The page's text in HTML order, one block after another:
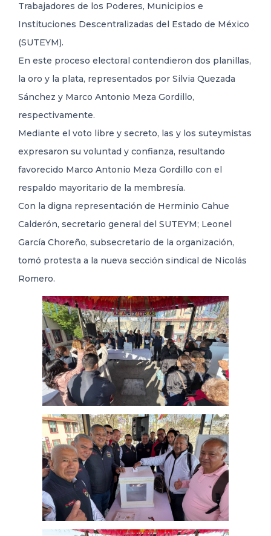
Trabajadores de los Poderes, Municipios e
Instituciones Descentralizadas del Estado de México
(SUTEYM).
En este proceso electoral contendieron dos planillas,
la oro y la plata, representados por Silvia Quezada
Sánchez y Marco Antonio Meza Gordillo,
respectivamente.
Mediante el voto libre y secreto, las y los suteymistas
expresaron su voluntad y confianza, resultando
favorecido Marco Antonio Meza Gordillo con el
respaldo mayoritario de la membresía.
Con la digna representación de Herminio Cahue
Calderón, secretario general del SUTEYM; Leonel
García Choreño, subsecretario de la organización,
tomó protesta a la nueva sección sindical de Nicolás
Romero.